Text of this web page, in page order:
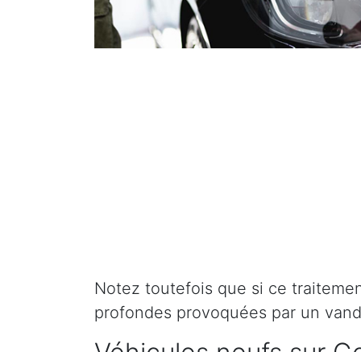
Notez toutefois que si ce
profondes provoquées par un